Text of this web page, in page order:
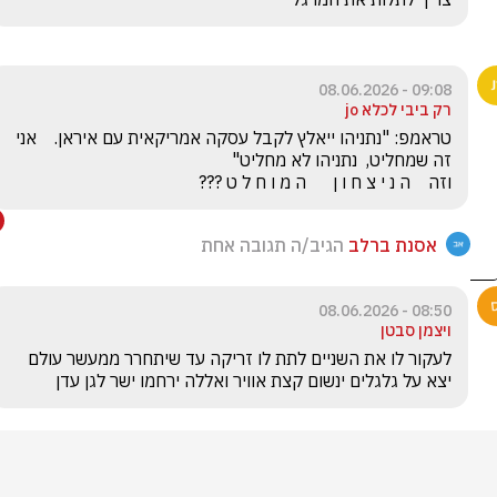
09:08 - 08.06.2026
רק ביבי לכלא jo
וזה    ה נ י צ ח ו ן      ה מ ו ח ל ט ???
אסנת ברלב הגיב/ה תגובה אחת
08:50 - 08.06.2026
ויצמן סבטן
יצא על גלגלים ינשום קצת אוויר ואללה ירחמו ישר לגן עדן